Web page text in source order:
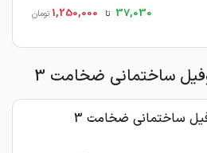
37,030 تا 1,250,000 تومان
ساختمانی ضخامت 3
ساختمانی ضخامت 3